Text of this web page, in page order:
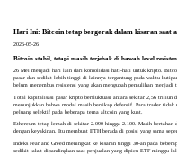
Hari Ini: Bitcoin tetap bergerak dalam kisaran saat
2026-05-26
Bitcoin stabil, tetapi masih terjebak di bawah level
26 Mei menjadi hari lain dari konsolidasi hati-hati untuk kripto.
pasar dan sedikit lebih tinggi di lainnya tergantung pada waktu
belum menembus resistensi yang akan mengubah pemulihan menjadi
Total kapitalisasi pasar kripto berfluktuasi antara sekitar 2,56 triliun
menunjukkan bahwa modal masih bersikap defensif. Para trader
peluang selektif pada beberapa tema altcoin yang kuat.
Ethereum tetap lemah di sekitar 2.090 hingga 2.100. Masih
dengan keyakinan. Itu membuat ETH berada di posisi yang sama
Indeks Fear and Greed meningkat ke kisaran tinggi 30-an pada
sedikit takut dibandingkan saat penjualan yang dipicu ETF minggu